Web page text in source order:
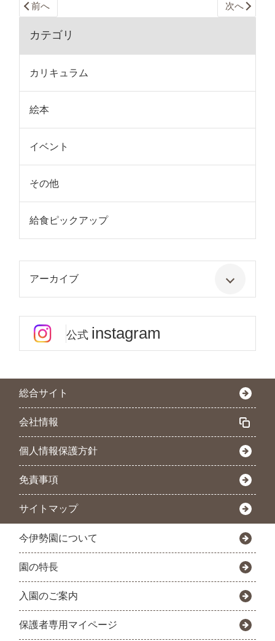
前へ 次へ
カテゴリ
カリキュラム
絵本
イベント
その他
給食ピックアップ
アーカイブ
公式 instagram
総合サイト
会社情報
個人情報保護方針
免責事項
サイトマップ
今伊勢園について
園の特長
入園のご案内
保護者専用マイページ